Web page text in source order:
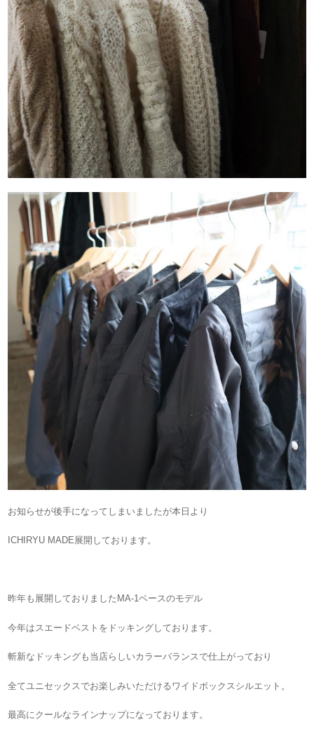
お知らせが後手になってしまいましたが本日より
ICHIRYU MADE展開しております。
昨年も展開しておりましたMA-1ベースのモデル
今年はスエードベストをドッキングしております。
斬新なドッキングも当店らしいカラーバランスで仕上がっており
全てユニセックスでお楽しみいただけるワイドボックスシルエット。
最高にクールなラインナップになっております。